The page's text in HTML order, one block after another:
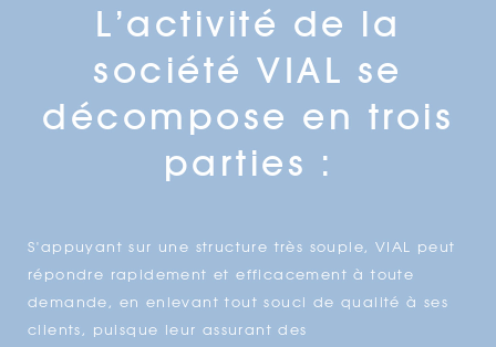
L’activité de la
société VIAL se
décompose en trois
parties :
S'appuyant sur une structure très souple, VIAL peut
répondre rapidement et efficacement à toute
demande, en enlevant tout souci de qualité à ses
clients, puisque leur assurant des